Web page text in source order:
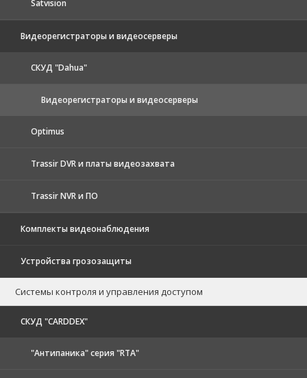
Satvision
Видеорегистраторы и видеосерверы
CКУД "Dahua"
Видеорегистраторы и видеосерверы
Optimus
Trassir DVR и платы видеозахвата
Trassir NVR и ПО
Комплекты видеонаблюдения
Устройства грозозащиты
Системы контроля и управления доступом
CКУД "CARDDEX"
"Антипаника" серия "RTA"